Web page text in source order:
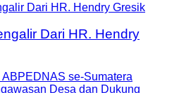
Dari HR. Hendry